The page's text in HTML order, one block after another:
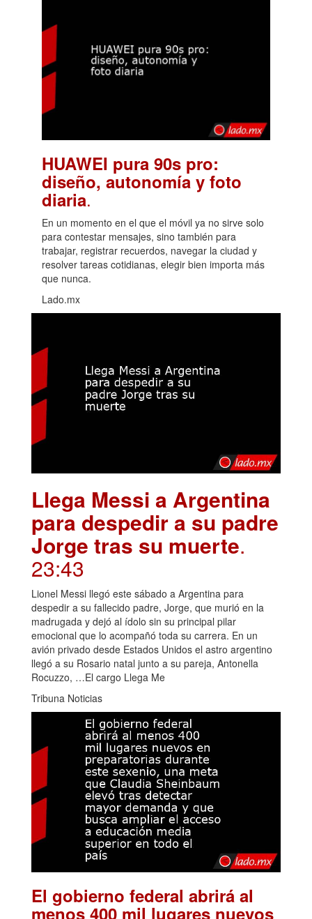
HUAWEI pura 90s pro:
diseño, autonomía y foto
diaria.
En un momento en el que el móvil ya no sirve solo
para contestar mensajes, sino también para
trabajar, registrar recuerdos, navegar la ciudad y
resolver tareas cotidianas, elegir bien importa más
que nunca.
Lado.mx
Llega Messi a Argentina
para despedir a su padre
Jorge tras su muerte.
23:43
Lionel Messi llegó este sábado a Argentina para
despedir a su fallecido padre, Jorge, que murió en la
madrugada y dejó al ídolo sin su principal pilar
emocional que lo acompañó toda su carrera. En un
avión privado desde Estados Unidos el astro argentino
llegó a su Rosario natal junto a su pareja, Antonella
Rocuzzo, …El cargo Llega Me
Tribuna Noticias
El gobierno federal abrirá al
menos 400 mil lugares nuevos